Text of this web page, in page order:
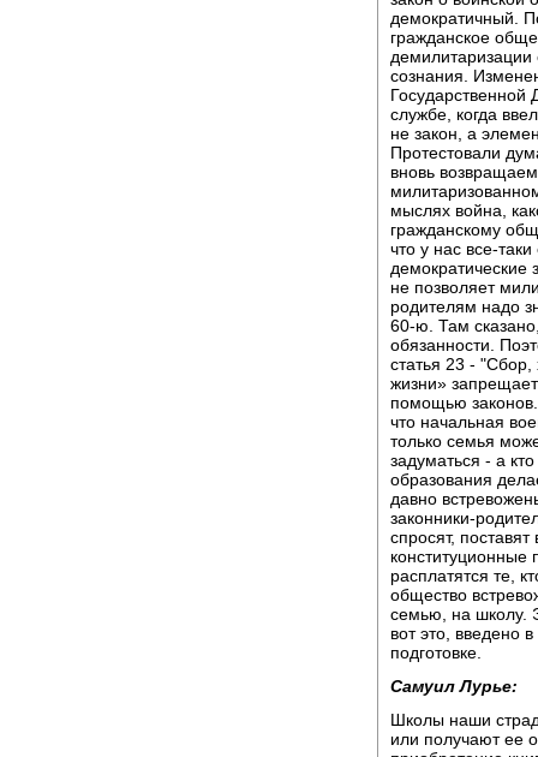
демократичный.
гражданское
сознания.
Государственной
службе, когда
не закон, а
Протестовали
вновь
мыслях война,
гражданскому
что у нас все-
демократические
не позволяет
родителям надо
60-ю. Там
обязанности.
статья 23 -
жизни»
помощью
что начальная
только семья
задуматься - а
образования
давно
законники-
спросят,
расплатятся те,
общество
семью, на школу.
вот это, введено
подготовке.
Самуил Лурье:
Школы наши
или получают ее